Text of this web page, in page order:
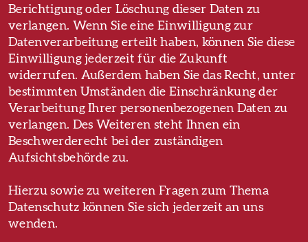
Berichtigung oder Löschung dieser Daten zu
verlangen. Wenn Sie eine Einwilligung zur
Datenverarbeitung erteilt haben, können Sie diese
Einwilligung jederzeit für die Zukunft
widerrufen. Außerdem haben Sie das Recht, unter
bestimmten Umständen die Einschränkung der
Verarbeitung Ihrer personenbezogenen Daten zu
verlangen. Des Weiteren steht Ihnen ein
Beschwerderecht bei der zuständigen
Aufsichtsbehörde zu.
Hierzu sowie zu weiteren Fragen zum Thema
Datenschutz können Sie sich jederzeit an uns
wenden.